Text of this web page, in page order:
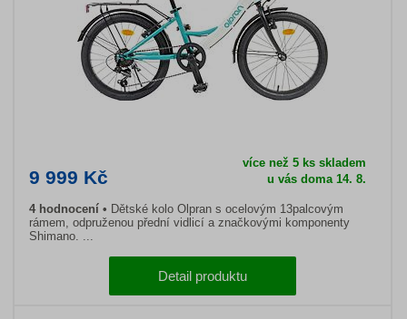
9 999 Kč
více než 5 ks skladem
u vás doma 14. 8.
4 hodnocení
Dětské kolo Olpran s ocelovým 13palcovým
rámem, odpruženou přední vidlicí a značkovými komponenty
Shimano. ...
Detail produktu